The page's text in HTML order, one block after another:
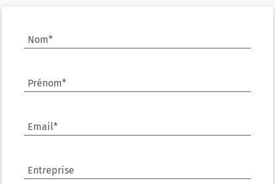
Nom*
Prénom*
Email*
Entreprise